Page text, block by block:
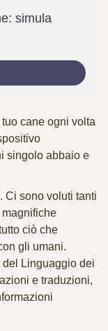
simula
cane ogni volta
singolo abbaio e
Ci sono voluti tanti
ciò che
gli umani.
Linguaggio dei
e traduzioni,